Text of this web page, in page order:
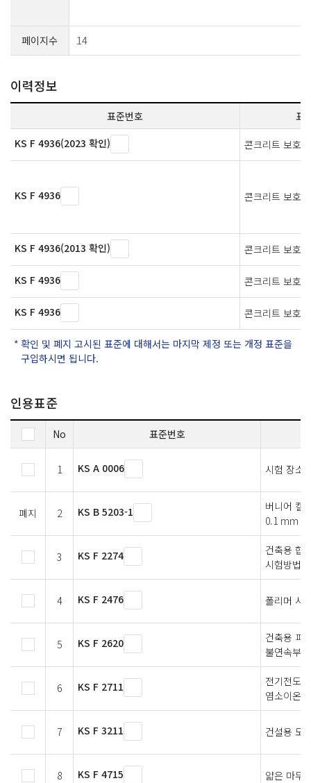
페이지수 14
이력정보
표준번호
표
KS F 4936(2023 확인)
콘크리트 보호
KS F 4936 콘크리트 보호
KS F 4936(2013 확인) 콘크리트 보호
KS F 4936 콘크리트 보호
KS F 4936 콘크리트 보호
확인 및 폐지 고시된 표준에 대해서는 마지막 제정 또는 개정 표준을
구입하시면 됩니다.
인용표준
No 표준번호
1 KS A 0006 시험 장소
폐지 2 KS B 5203-1
버니어 캘
0.1 mm
3 KS F 2274
건축용 합
시험방법
4 KS F 2476 폴리머 시
5 KS F 2620
건축용 피
불연속부
6 KS F 2711
전기전도
염소이온
7 KS F 3211 건설용 도
8 KS F 4715 얇은 마무